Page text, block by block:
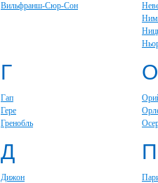
Вильфранш-Сюр-Сон
Ним
Г
Гап
Гере
Гренобль
О
Д
Дижон
П